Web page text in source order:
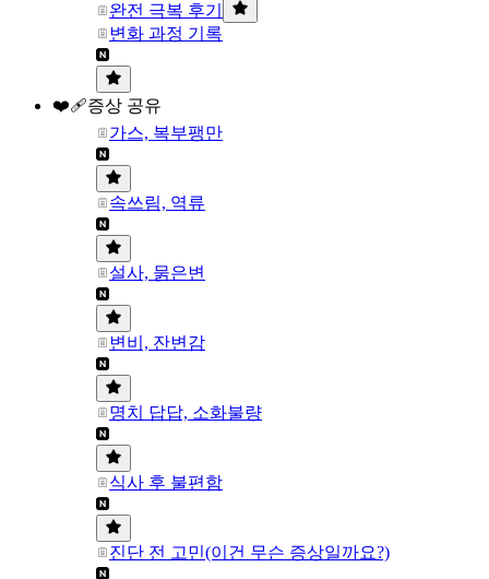
완전 극복 후기
변화 과정 기록
❤️‍🩹증상 공유
가스, 복부팽만
속쓰림, 역류
설사, 묽은변
변비, 잔변감
명치 답답, 소화불량
식사 후 불편함
진단 전 고민(이건 무슨 증상일까요?)